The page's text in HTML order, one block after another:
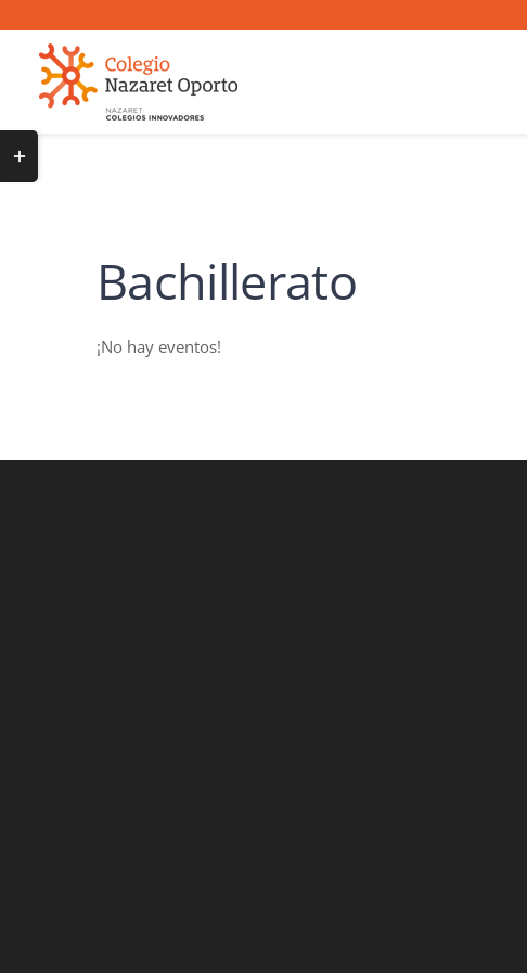
contenido
Bachillerato
¡No hay eventos!
Toggle
Sliding